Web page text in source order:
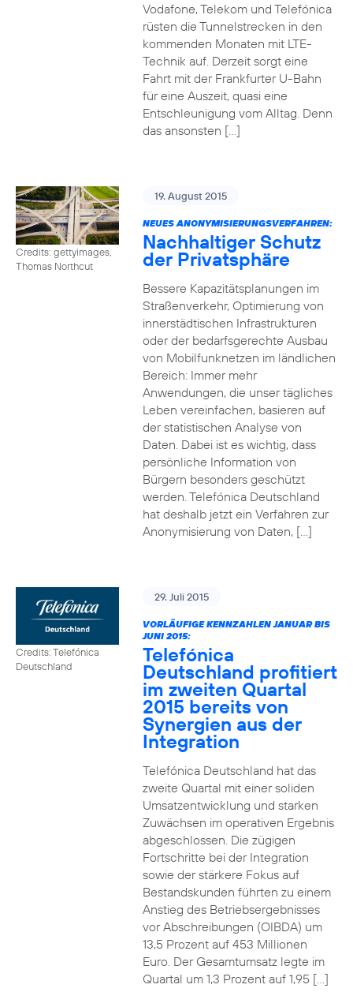
Vodafone, Telekom und Telefónica
rüsten die Tunnelstrecken in den
kommenden Monaten mit LTE-
Technik auf. Derzeit sorgt eine
Fahrt mit der Frankfurter U-Bahn
für eine Auszeit, quasi eine
Entschleunigung vom Alltag. Denn
das ansonsten […]
Credits: gettyimages,
Thomas Northcut
19. August 2015
NEUES ANONYMISIERUNGSVERFAHREN:
Nachhaltiger Schutz
der Privatsphäre
Bessere Kapazitätsplanungen im
Straßenverkehr, Optimierung von
innerstädtischen Infrastrukturen
oder der bedarfsgerechte Ausbau
von Mobilfunknetzen im ländlichen
Bereich: Immer mehr
Anwendungen, die unser tägliches
Leben vereinfachen, basieren auf
der statistischen Analyse von
Daten. Dabei ist es wichtig, dass
persönliche Information von
Bürgern besonders geschützt
werden. Telefónica Deutschland
hat deshalb jetzt ein Verfahren zur
Anonymisierung von Daten, […]
Credits: Telefónica
Deutschland
29. Juli 2015
VORLÄUFIGE KENNZAHLEN JANUAR BIS
JUNI 2015:
Telefónica
Deutschland profitiert
im zweiten Quartal
2015 bereits von
Synergien aus der
Integration
Telefónica Deutschland hat das
zweite Quartal mit einer soliden
Umsatzentwicklung und starken
Zuwächsen im operativen Ergebnis
abgeschlossen. Die zügigen
Fortschritte bei der Integration
sowie der stärkere Fokus auf
Bestandskunden führten zu einem
Anstieg des Betriebsergebnisses
vor Abschreibungen (OIBDA) um
13,5 Prozent auf 453 Millionen
Euro. Der Gesamtumsatz legte im
Quartal um 1,3 Prozent auf 1,95 […]